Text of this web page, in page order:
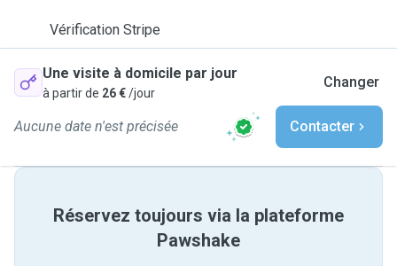
Vérification Stripe
Une visite à domicile par jour
à partir de 26 €/jour
Changer
Aucune date n'est précisée Contacter
Réservez toujours via la plateforme
Pawshake